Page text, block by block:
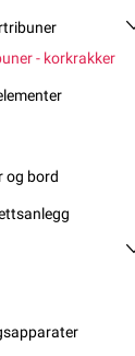
- korkrakker
og bord